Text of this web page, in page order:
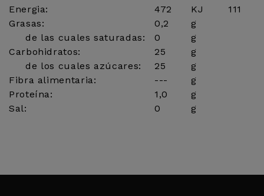
Energia:
472 KJ
111
Grasas:
0,2
g
de las cuales saturadas:
0
g
Carbohidratos:
25
g
de los cuales azúcares:
25
g
Fibra alimentaria:
---
g
Proteína:
1,0
g
Sal:
0 g